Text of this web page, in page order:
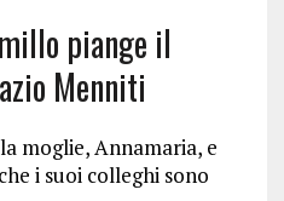
piange il
Menniti
moglie, Annamaria, e
i suoi colleghi sono